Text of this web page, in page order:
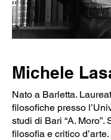
Michele
Nato a Barletta.
filosofiche presso
studi di Bari “A. Moro”.
filosofia e critico